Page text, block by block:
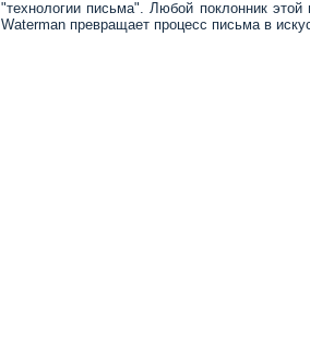
"технологии письма". Любой поклонник
Waterman превращает процесс письма в